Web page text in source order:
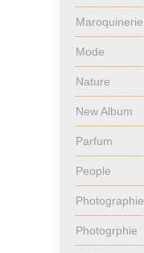
Maroquinerie
Mode
Nature
New Album
Parfum
People
Photographie
Photogrphie